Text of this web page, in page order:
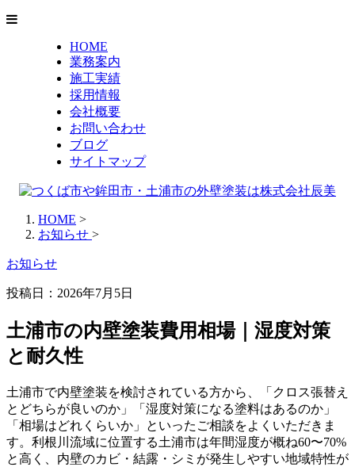
HOME
業務案内
施工実績
採用情報
会社概要
お問い合わせ
ブログ
サイトマップ
HOME >
お知らせ >
お知らせ
投稿日： 2026年7月5日
土浦市の内壁塗装費用相場｜湿度対策
と耐久性
土浦市で内壁塗装を検討されている方から、「クロス張替え
とどちらが良いのか」「湿度対策になる塗料はあるのか」
「相場はどれくらいか」といったご相談をよくいただきま
す。利根川流域に位置する土浦市は年間湿度が概ね60〜70%
と高く、内壁のカビ・結露・シミが発生しやすい地域特性が